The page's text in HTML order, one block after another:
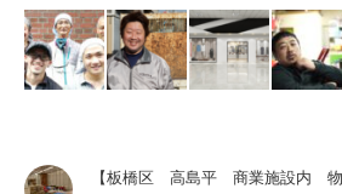
【板橋区 高島平 商業施設内 物